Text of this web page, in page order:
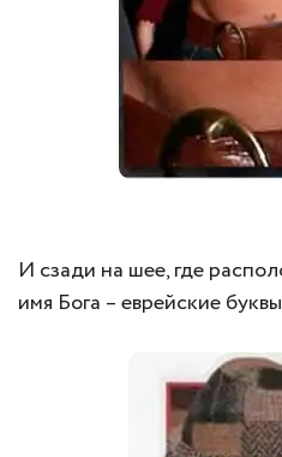
И сзади на шее, где
имя Бога – еврейские